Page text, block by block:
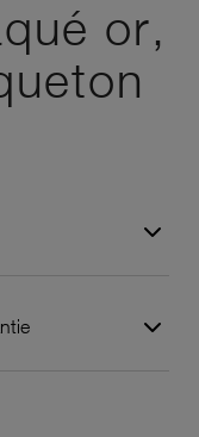
or,